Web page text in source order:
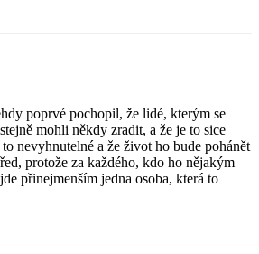
poprvé pochopil, že lidé, kterým se
mohli někdy zradit, a že je to sice
nevyhnutelné a že život ho bude pohánět
protože za každého, kdo ho nějakým
přinejmenším jedna osoba, která to